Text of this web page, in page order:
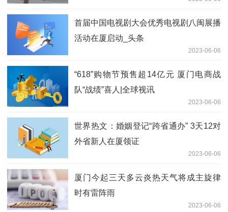
首届中国电视剧大会优秀电视剧八闽展播
活动在厦启动_头条
2023-06-06
“618”购物节预售超14亿元 厦门电商战
队“战绩”喜人|全球视讯
2023-06-06
世界热文：婚姻登记“跨省通办” 3天12对
外省新人在厦领证
2023-06-06
厦门今起三天多云炎热天气将成主旋律
时有雷阵雨
2023-06-06